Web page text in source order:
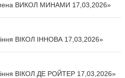
ВИКОЛ МИНАМИ 17,03,2026»
ВІКОЛ ІННОВА 17,03,2026»
ВІКОЛ ДЕ РОЙТЕР 17,03,2026»